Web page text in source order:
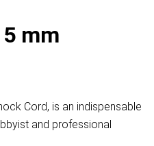
mm
Cord, is an indispensable
and professional